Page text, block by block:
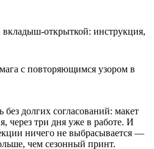
инструкция,
с повторяющимся узором в
без долгих согласований: макет
через три дня уже в работе. И
ничего не выбрасывается —
чем сезонный принт.